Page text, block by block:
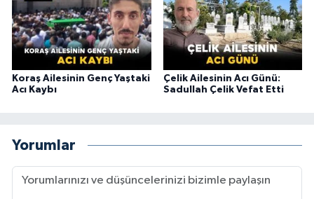
Koraş Ailesinin Genç Yaştaki
Acı Kaybı
Çelik Ailesinin Acı Günü:
Sadullah Çelik Vefat Etti
Yorumlar